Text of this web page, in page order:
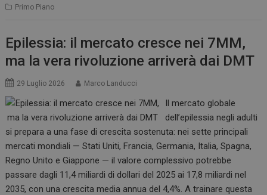
Primo Piano
Epilessia: il mercato cresce nei 7MM,
ma la vera rivoluzione arriverà dai DMT
29 Luglio 2026 Marco Landucci
Il mercato globale
dell’epilessia negli adulti
si prepara a una fase di crescita sostenuta: nei sette principali
mercati mondiali — Stati Uniti, Francia, Germania, Italia, Spagna,
Regno Unito e Giappone — il valore complessivo potrebbe
passare dagli 11,4 miliardi di dollari del 2025 ai 17,8 miliardi nel
2035, con una crescita media annua del 4,4%. A trainare questa